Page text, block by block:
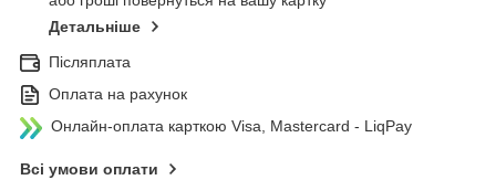
Детальніше
Післяплата
Оплата на рахунок
Онлайн-оплата карткою Visa, Mastercard - LiqPay
Всі умови оплати